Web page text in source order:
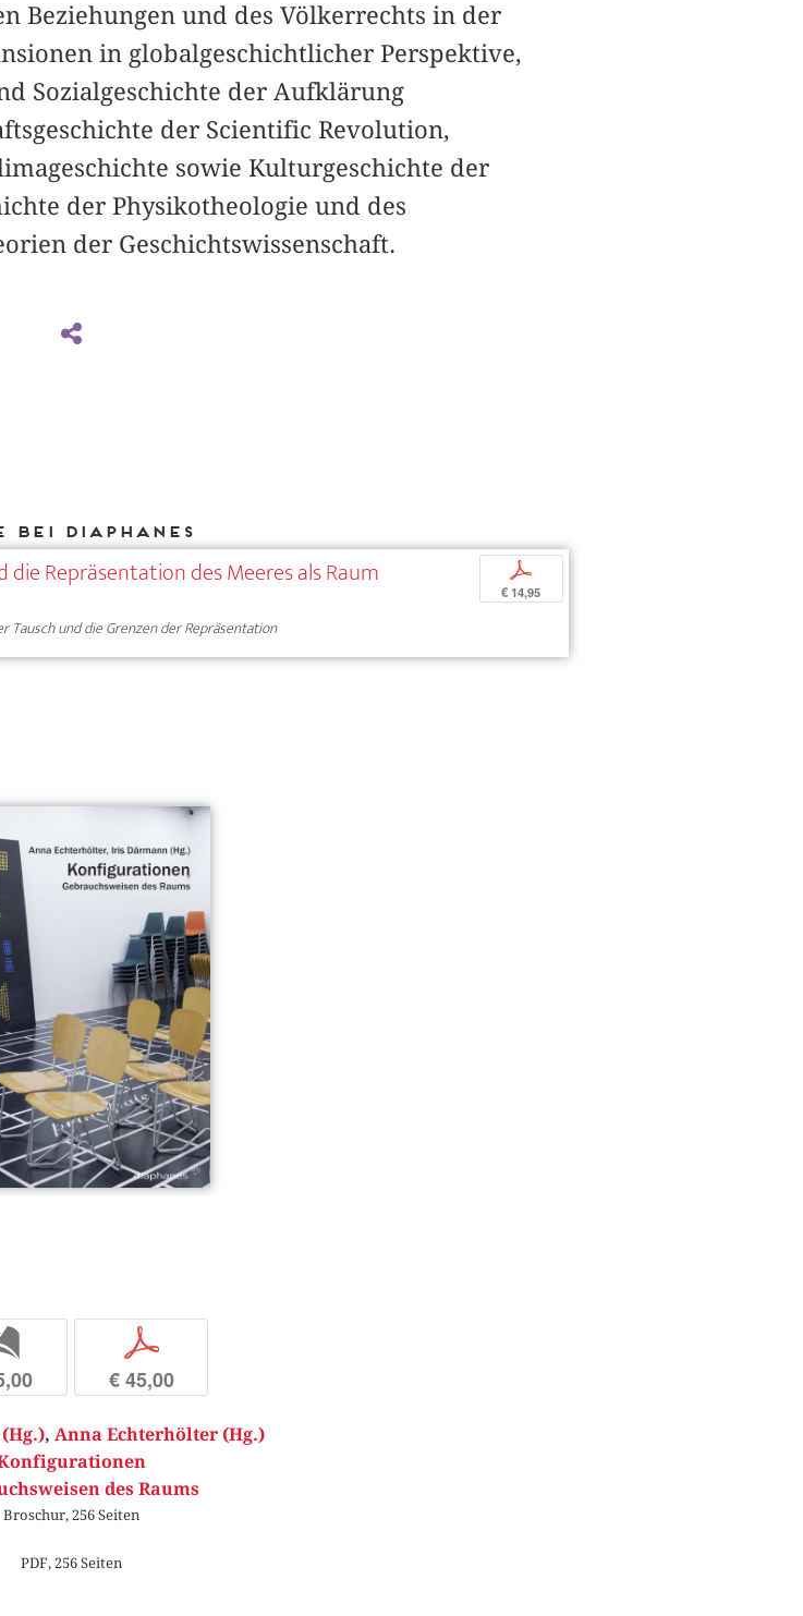
Beziehungen und des Völkerrechts in der
in globalgeschichtlicher Perspektive,
Sozialgeschichte der Aufklärung
der Scientific Revolution,
sowie Kulturgeschichte der
der Physikotheologie und des
der Geschichtswissenschaft.
DIAPHANES
Repräsentation des Meeres als Raum
Tausch und die Grenzen der Repräsentation
p
€ 14,95
p
€ 45,00
, Anna Echterhölter (Hg.)
des Raums
Broschur, 256 Seiten
PDF, 256 Seiten